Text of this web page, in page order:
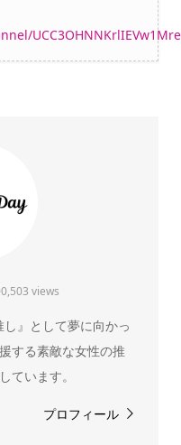
views
』として夢に向かっ
する素敵な女性の推
ています。
プロフィール